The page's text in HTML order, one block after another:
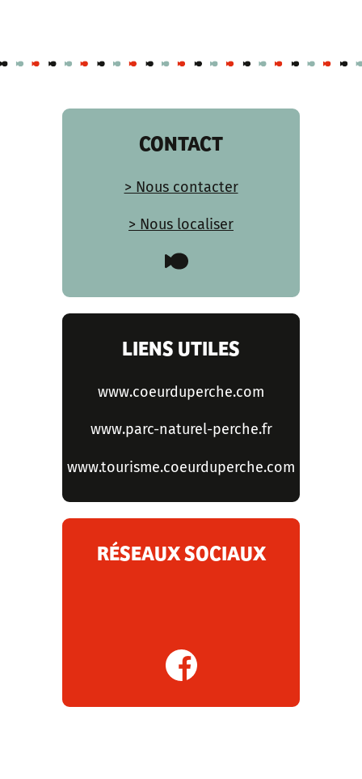
CONTACT
> Nous contacter
> Nous localiser
LIENS UTILES
www.coeurduperche.com
www.parc-naturel-perche.fr
www.tourisme.coeurduperche.com
RÉSEAUX SOCIAUX